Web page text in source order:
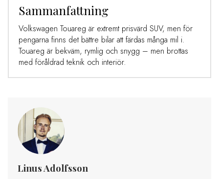
Sammanfattning
Volkswagen Touareg är extremt prisvärd SUV, men för
pengarna finns det bättre bilar att färdas många mil i.
Touareg är bekväm, rymlig och snygg – men brottas
med föråldrad teknik och interiör.
Linus Adolfsson